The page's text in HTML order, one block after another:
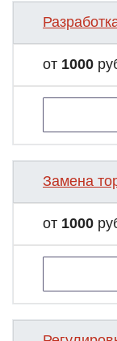
от 1000
Замена
от 1000